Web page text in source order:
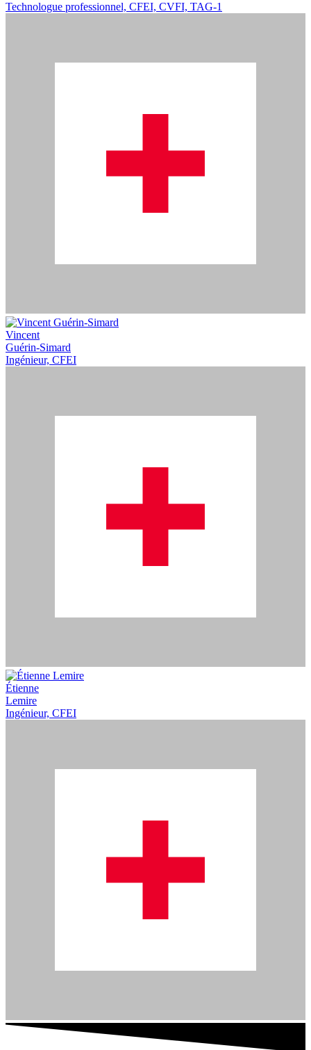
Technologue professionnel, CFEI, CVFI, TAG-1
Vincent
Guérin-Simard
Ingénieur, CFEI
Étienne
Lemire
Ingénieur, CFEI